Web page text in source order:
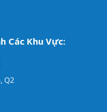
Các Khu Vực:
Q2